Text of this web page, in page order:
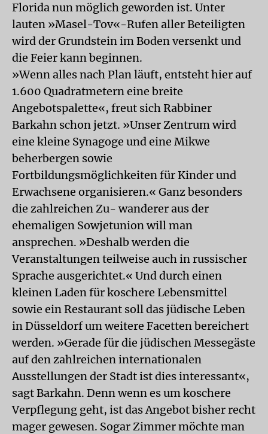
Florida nun möglich geworden ist. Unter
lauten »Masel-Tov«-Rufen aller Beteiligten
wird der Grundstein im Boden versenkt und
die Feier kann beginnen.
»Wenn alles nach Plan läuft, entsteht hier auf
1.600 Quadratmetern eine breite
Angebotspalette«, freut sich Rabbiner
Barkahn schon jetzt. »Unser Zentrum wird
eine kleine Synagoge und eine Mikwe
beherbergen sowie
Fortbildungsmöglichkeiten für Kinder und
Erwachsene organisieren.« Ganz besonders
die zahlreichen Zu- wanderer aus der
ehemaligen Sowjetunion will man
ansprechen. »Deshalb werden die
Veranstaltungen teilweise auch in russischer
Sprache ausgerichtet.« Und durch einen
kleinen Laden für koschere Lebensmittel
sowie ein Restaurant soll das jüdische Leben
in Düsseldorf um weitere Facetten bereichert
werden. »Gerade für die jüdischen Messegäste
auf den zahlreichen internationalen
Ausstellungen der Stadt ist dies interessant«,
sagt Barkahn. Denn wenn es um koschere
Verpflegung geht, ist das Angebot bisher recht
mager gewesen. Sogar Zimmer möchte man